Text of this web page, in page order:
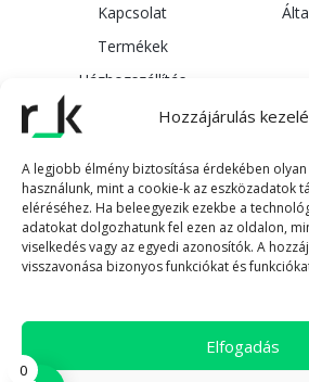
Hozzájárulás
A legjobb élmény biztosítása érdekében
használunk, mint a cookie-k az eszközadatok
eléréséhez. Ha beleegyezik ezekbe a
adatokat dolgozhatunk fel ezen az oldalon,
viselkedés vagy az egyedi azonosítók. A
visszavonása bizonyos funkciókat és
Elfogadás
Kapcsolat
Termékek
Házhozszállítás
F
a
b
-
I
n
a
r
a
m
T
i
o
© 2025 | Rkeeper | Minden
0